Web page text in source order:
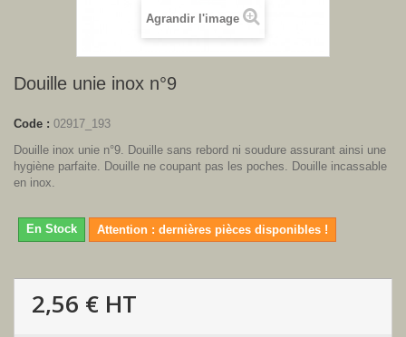
Agrandir l'image
Douille unie inox n°9
Code : 02917_193
Douille inox unie n°9. Douille sans rebord ni soudure assurant ainsi une
hygiène parfaite. Douille ne coupant pas les poches. Douille incassable
en inox.
En Stock Attention : dernières pièces disponibles !
2,56 € HT